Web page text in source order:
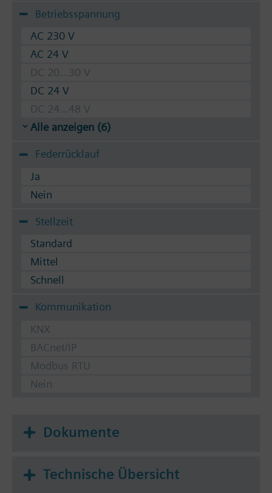
Betriebsspannung
AC 230 V
AC 24 V
DC 20...30 V
DC 24 V
DC 24...48 V
Alle anzeigen (6)
Federrücklauf
Ja
Nein
Stellzeit
Standard
Mittel
Schnell
Kommunikation
KNX
BACnet/IP
Modbus RTU
Nein
Dokumente
Technische Übersicht